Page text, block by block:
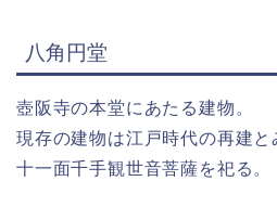
八角円堂
壺阪寺の本堂にあたる建物。
現存の建物は江戸時代の再建
十一面千手観世音菩薩を祀る。